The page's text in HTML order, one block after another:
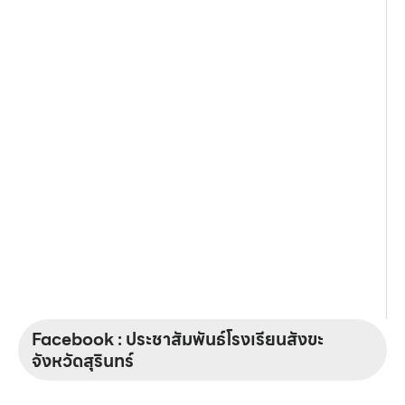
Facebook : ประชาสัมพันธ์โรงเรียนสังขะ
จังหวัดสุรินทร์